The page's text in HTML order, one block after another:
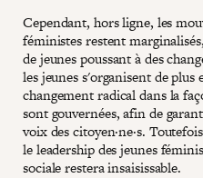
Cependant, hors ligne, les
féministes restent
de jeunes poussant à des
les jeunes s'organisent de plus
changement radical dans la
sont gouvernées, afin de
voix des citoyen·ne·s.
le leadership des jeunes
sociale restera insaisissable.